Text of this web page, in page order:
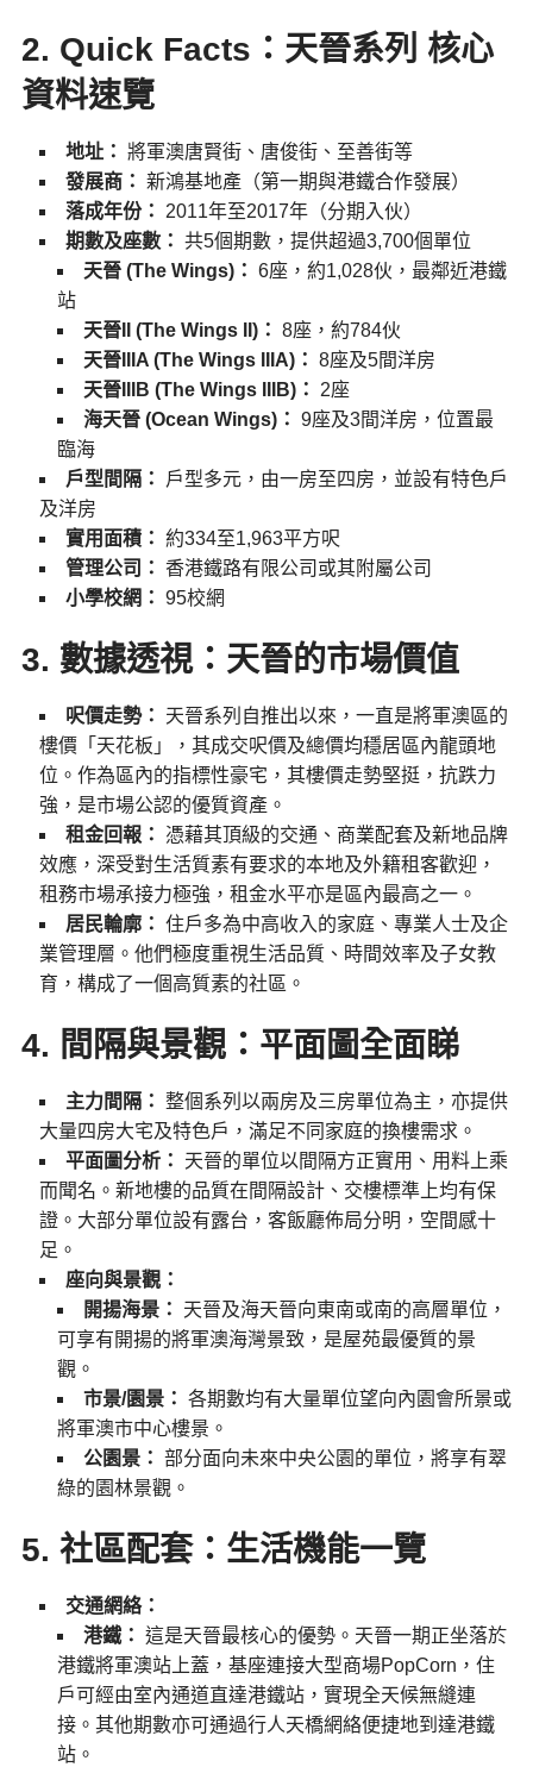
2. Quick Facts：天晉系列 核心
資料速覽
地址： 將軍澳唐賢街、唐俊街、至善街等
發展商： 新鴻基地產（第一期與港鐵合作發展）
落成年份：
2011年至2017年（分期入伙）
期數及座數： 共5個期數，提供超過3,700個單位
天晉 (The Wings)： 6座，約1,028伙，最鄰近港鐵
站
天晉II (The Wings II)： 8座，約784伙
天晉IIIA (The Wings IIIA)： 8座及5間洋房
天晉IIIB (The Wings IIIB)：
2座
海天晉 (Ocean Wings)： 9座及3間洋房，位置最
臨海
戶型間隔：
戶型多元，由一房至四房，並設有特色戶
及洋房
實用面積： 約334至1,963平方呎
管理公司： 香港鐵路有限公司或其附屬公司
小學校網： 95校網
3. 數據透視：天晉的市場價值
呎價走勢：
天晉系列自推出以來，一直是將軍澳區的
樓價「天花板」，其成交呎價及總價均穩居區內龍頭地
位。作為區內的指標性豪宅，其樓價走勢堅挺，抗跌力
強，是市場公認的優質資產。
租金回報：
憑藉其頂級的交通、商業配套及新地品牌
效應，深受對生活質素有要求的本地及外籍租客歡迎，
租務市場承接力極強，租金水平亦是區內最高之一。
居民輪廓： 住戶多為中高收入的家庭、專業人士及企
業管理層。他們極度重視生活品質、時間效率及子女教
育，構成了一個高質素的社區。
4. 間隔與景觀：平面圖全面睇
主力間隔： 整個系列以兩房及三房單位為主，亦提供
大量四房大宅及特色戶，滿足不同家庭的換樓需求。
平面圖分析：
天晉的單位以間隔方正實用、用料上乘
而聞名。新地樓的品質在間隔設計、交樓標準上均有保
證。大部分單位設有露台，客飯廳佈局分明，空間感十
足。
座向與景觀：
開揚海景：
天晉及海天晉向東南或南的高層單位，
可享有開揚的將軍澳海灣景致，是屋苑最優質的景
觀。
市景/園景： 各期數均有大量單位望向內園會所景或
將軍澳市中心樓景。
公園景： 部分面向未來中央公園的單位，將享有翠
綠的園林景觀。
5. 社區配套：生活機能一覽
交通網絡：
港鐵： 這是天晉最核心的優勢。天晉一期正坐落於
港鐵將軍澳站上蓋，基座連接大型商場PopCorn，住
戶可經由室內通道直達港鐵站，實現全天候無縫連
接。其他期數亦可通過行人天橋網絡便捷地到達港鐵
站。